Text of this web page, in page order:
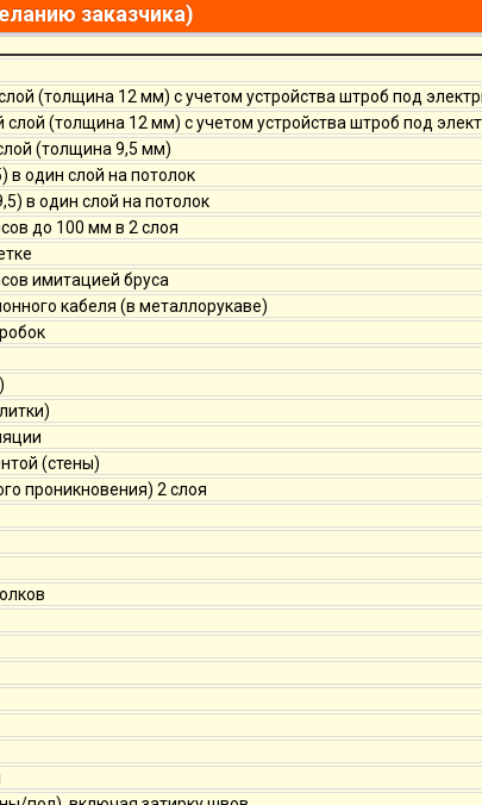
заказчика)
(толщина 12 мм) с учетом устройства штроб под
(толщина 12 мм) с учетом устройства штроб под
(толщина 9,5 мм)
в один слой на потолок
в один слой на потолок
до 100 мм в 2 слоя
имитацией бруса
кабеля (в металлорукаве)
(стены)
проникновения) 2 слоя